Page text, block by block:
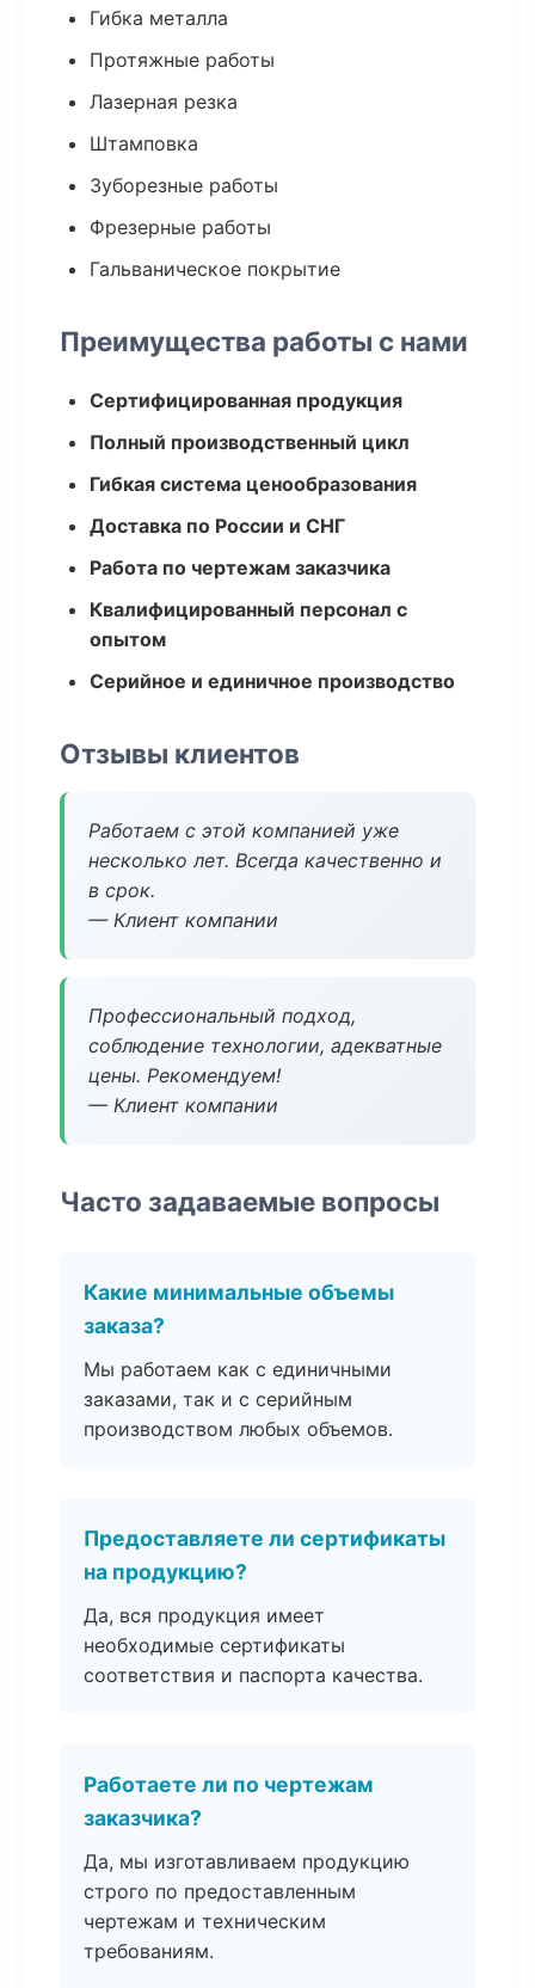
Гибка металла
Протяжные работы
Лазерная резка
Штамповка
Зуборезные работы
Фрезерные работы
Гальваническое покрытие
Преимущества работы с нами
Сертифицированная продукция
Полный производственный цикл
Гибкая система ценообразования
Доставка по России и СНГ
Работа по чертежам заказчика
Квалифицированный персонал с
опытом
Серийное и единичное производство
Отзывы клиентов
Работаем с этой компанией уже
несколько лет. Всегда качественно и
в срок.
— Клиент компании
Профессиональный подход,
соблюдение технологии, адекватные
цены. Рекомендуем!
— Клиент компании
Часто задаваемые вопросы
Какие минимальные объемы
заказа?
Мы работаем как с единичными
заказами, так и с серийным
производством любых объемов.
Предоставляете ли сертификаты
на продукцию?
Да, вся продукция имеет
необходимые сертификаты
соответствия и паспорта качества.
Работаете ли по чертежам
заказчика?
Да, мы изготавливаем продукцию
строго по предоставленным
чертежам и техническим
требованиям.